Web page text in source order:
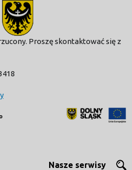
Proszę skontaktować się z
Nasze serwisy
modal-check